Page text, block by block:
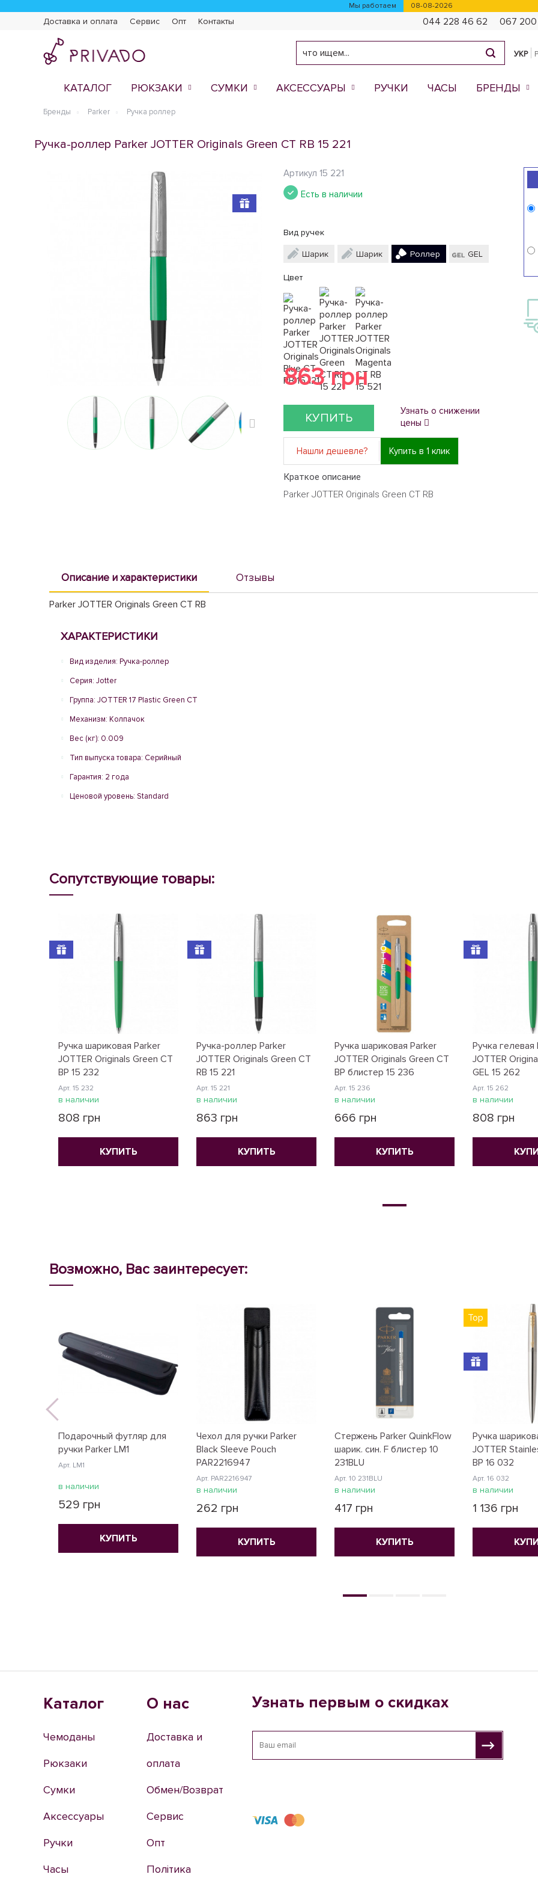
Мы работаем 08-08-2026
Доставка и оплата Сервис Опт Контакты 044 228 46 62 067 200
УКР
КАТАЛОГ РЮКЗАКИ СУМКИ АКСЕССУАРЫ РУЧКИ ЧАСЫ БРЕНДЫ
Бренды Parker Ручка роллер
Ручка-роллер Parker JOTTER Originals Green CT RB 15 221
Артикул 15 221
Есть в наличии
Вид ручек
Шарик Шарик Роллер GEL
Цвет
863 грн
КУПИТЬ
Узнать о снижении
цены
Нашли дешевле? Купить в 1 клик
Краткое описание
Parker JOTTER Originals Green CT RB
Описание и характеристики Отзывы
Parker JOTTER Originals Green CT RB
ХАРАКТЕРИСТИКИ
Вид изделия: Ручка-роллер
Серия: Jotter
Группа: JOTTER 17 Plastic Green CT
Механизм: Колпачок
Вес (кг): 0.009
Тип выпуска товара: Серийный
Гарантия: 2 года
Ценовой уровень: Standard
Сопутствующие товары:
Ручка шариковая Parker
JOTTER Originals Green CT
BP 15 232
Арт. 15 232
в наличии
808 грн
КУПИТЬ
Ручка-роллер Parker
JOTTER Originals Green CT
RB 15 221
Арт. 15 221
в наличии
863 грн
КУПИТЬ
Ручка шариковая Parker
JOTTER Originals Green CT
BP блистер 15 236
Арт. 15 236
в наличии
666 грн
КУПИТЬ
Ручка гелевая
JOTTER
GEL 15 262
Арт. 15 262
в наличии
808 грн
Возможно, Вас заинтересует:
Подарочный футляр для
ручки Parker LM1
Арт. LM1
в наличии
529 грн
КУПИТЬ
Чехол для ручки Parker
Black Sleeve Pouch
PAR2216947
Арт. PAR2216947
в наличии
262 грн
КУПИТЬ
Стержень Parker QuinkFlow
шарик. син. F блистер 10
231BLU
Арт. 10 231BLU
в наличии
417 грн
КУПИТЬ
Ручка
JOTTER
BP 16 032
Арт. 16 032
Top
в наличии
1 136 грн
Каталог
Чемоданы
Рюкзаки
Сумки
Аксессуары
Ручки
Часы
О нас
Доставка и
оплата
Обмен/Возврат
Сервис
Опт
Політика
Узнать первым о скидках